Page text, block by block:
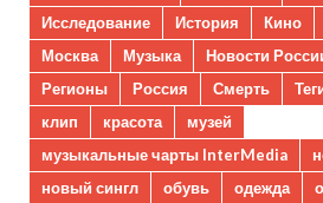
Исследование
История Кино
Москва
Музыка Новости
Регионы
Россия Смерть
клип
красота
музей
музыкальные чарты InterMedia
новый сингл
обувь одежда